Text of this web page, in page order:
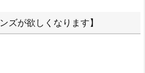
ズが欲しくなります】